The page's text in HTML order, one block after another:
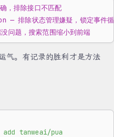
，排除接口不匹配
排除状态管理嫌疑，锁定事件
题，搜索范围缩小到前端
气。有记录的胜利才是方法
add tanweai/pua